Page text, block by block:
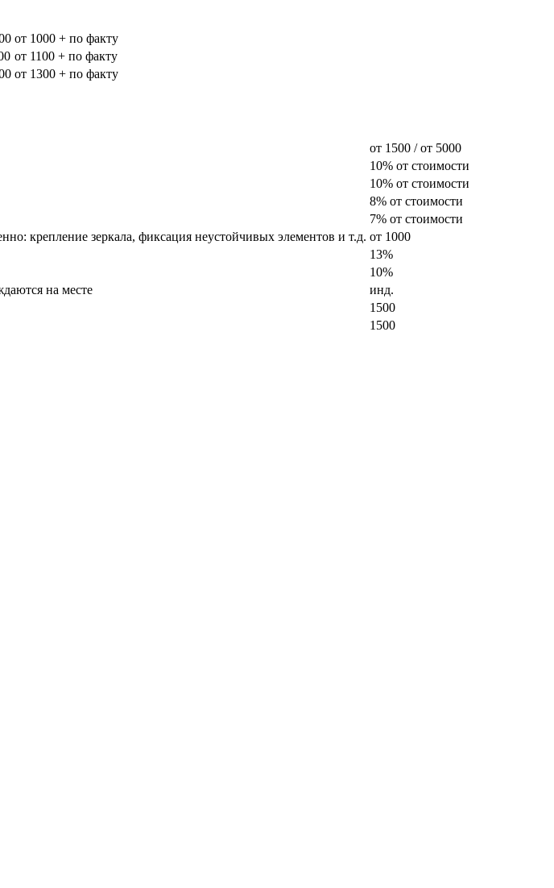
от 1000 + по факту
от 1100 + по факту
от 1300 + по факту
от 1500 / от 5000
10% от стоимости
10% от стоимости
8% от стоимости
7% от стоимости
крепление зеркала, фиксация неустойчивых элементов и т.д. от 1000
13%
10%
на месте
инд.
1500
1500